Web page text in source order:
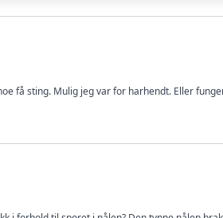
få sting. Mulig jeg var for harhendt. Eller